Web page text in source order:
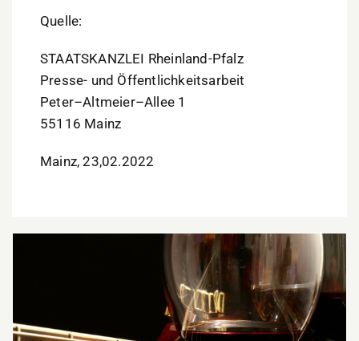
Quelle:
STAATSKANZLEI Rheinland-Pfalz
Presse- und Öffentlichkeitsarbeit
Peter–Altmeier–Allee 1
55116 Mainz
Mainz, 23,02.2022